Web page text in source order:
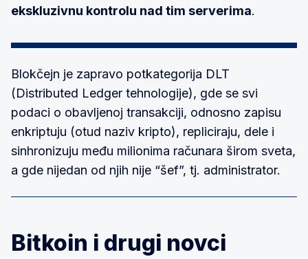
ekskluzivnu kontrolu nad tim serverima.
Blokčejn je zapravo potkategorija DLT
(Distributed Ledger tehnologije), gde se svi
podaci o obavljenoj transakciji, odnosno zapisu
enkriptuju (otud naziv kripto), repliciraju, dele i
sinhronizuju među milionima računara širom sveta,
a gde nijedan od njih nije “šef”, tj. administrator.
Bitkoin i drugi novci